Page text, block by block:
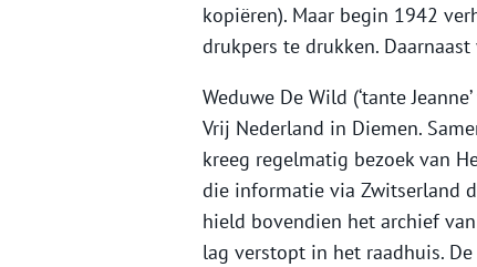
kopiëren). Maar begin 1942
drukpers te drukken.
Weduwe De Wild (‘tante
Vrij Nederland in Diemen.
kreeg regelmatig bezoek van
die informatie via Zwitserland
hield bovendien het archief
lag verstopt in het raadhuis.